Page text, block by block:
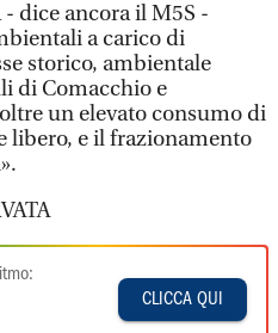
dice ancora il M5S -
a carico di
storico, ambientale
di Comacchio e
un elevato consumo di
libero, e il frazionamento
CLICCA QUI